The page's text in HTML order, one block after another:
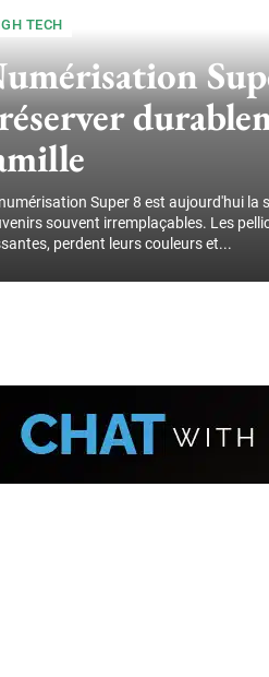
TECH
Super 8 est aujourd'hui la
souvent irremplaçables. Les
perdent leurs couleurs et...